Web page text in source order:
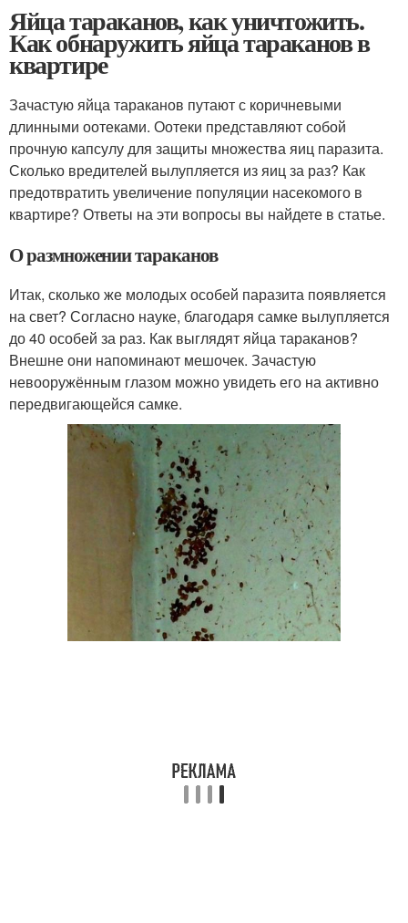
Яйца тараканов, как уничтожить.
Как обнаружить яйца тараканов в
квартире
Зачастую яйца тараканов путают с коричневыми
длинными оотеками. Оотеки представляют собой
прочную капсулу для защиты множества яиц паразита.
Сколько вредителей вылупляется из яиц за раз? Как
предотвратить увеличение популяции насекомого в
квартире? Ответы на эти вопросы вы найдете в статье.
О размножении тараканов
Итак, сколько же молодых особей паразита появляется
на свет? Согласно науке, благодаря самке вылупляется
до 40 особей за раз. Как выглядят яйца тараканов?
Внешне они напоминают мешочек. Зачастую
невооружённым глазом можно увидеть его на активно
передвигающейся самке.